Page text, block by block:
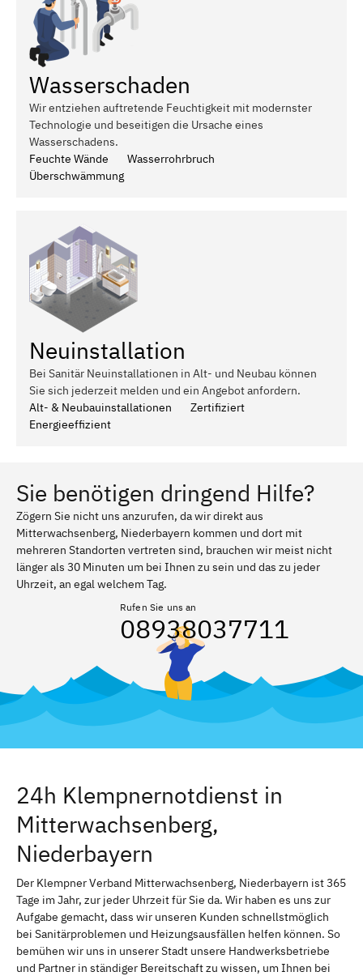
Wasserschaden
Wir entziehen auftretende Feuchtigkeit mit modernster
Technologie und beseitigen die Ursache eines
Wasserschadens.
Feuchte Wände
Wasserrohrbruch
Überschwämmung
Neuinstallation
Bei Sanitär Neuinstallationen in Alt- und Neubau können
Sie sich jederzeit melden und ein Angebot anfordern.
Alt- & Neubauinstallationen
Zertifiziert
Energieeffizient
Sie benötigen dringend Hilfe?
Zögern Sie nicht uns anzurufen, da wir direkt aus
Mitterwachsenberg, Niederbayern kommen und dort mit
mehreren Standorten vertreten sind, brauchen wir meist nicht
länger als 30 Minuten um bei Ihnen zu sein und das zu jeder
Uhrzeit, an egal welchem Tag.
Rufen Sie uns an
08938037711
24h Klempnernotdienst in
Mitterwachsenberg,
Niederbayern
Der Klempner Verband Mitterwachsenberg, Niederbayern ist 365
Tage im Jahr, zur jeder Uhrzeit für Sie da. Wir haben es uns zur
Aufgabe gemacht, dass wir unseren Kunden schnellstmöglich
bei Sanitärproblemen und Heizungsausfällen helfen können. So
bemühen wir uns in unserer Stadt unsere Handwerksbetriebe
und Partner in ständiger Bereitschaft zu wissen, um Ihnen bei